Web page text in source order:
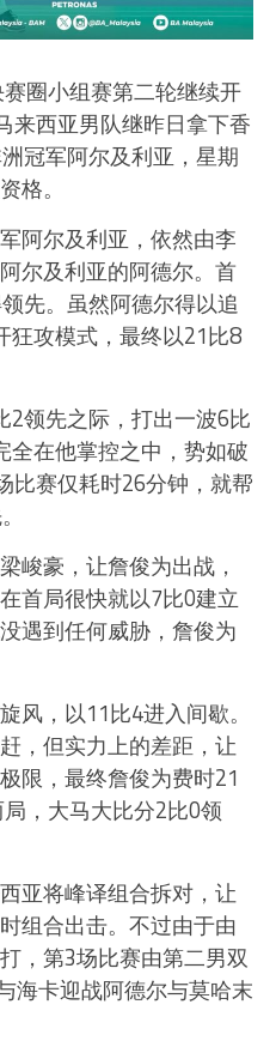
圈小组赛第二轮继续开
来西亚男队继昨日拿下香
冠军阿尔及利亚，星期
格。
阿尔及利亚，依然由李
尔及利亚的阿德尔。首
先。虽然阿德尔得以追
狂攻模式，最终以21比8
2领先之际，打出一波6比
在他掌控之中，势如破
比赛仅耗时26分钟，就帮
峻豪，让詹俊为出战，
首局很快就以7比0建立
遇到任何威胁，詹俊为
风，以11比4进入间歇。
，但实力上的差距，让
限，最终詹俊为费时21
，大马大比分2比0领
亚将峰译组合拆对，让
组合出击。不过由于由
，第3场比赛由第二男双
海卡迎战阿德尔与莫哈末